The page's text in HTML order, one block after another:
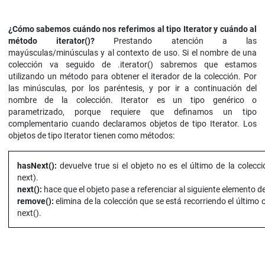
¿Cómo sabemos cuándo nos referimos al tipo Iterator y cuándo al
método iterator()?Prestando atención a las
mayúsculas/minúsculas y al contexto de uso. Si el nombre de una
colección va seguido de .iterator() sabremos que estamos
utilizando un método para obtener el iterador de la colección. Por
las minúsculas, por los paréntesis, y por ir a continuación del
nombre de la colección. Iterator es un tipo genérico o
parametrizado, porque requiere que definamos un tipo
complementario cuando declaramos objetos de tipo Iterator. Los
objetos de tipo Iterator tienen como métodos:
hasNext(): devuelve true si el objeto no es el último de la
next).
next(): hace que el objeto pase a referenciar al siguiente elemento
remove(): elimina de la colección que se está recorriendo el último
next().